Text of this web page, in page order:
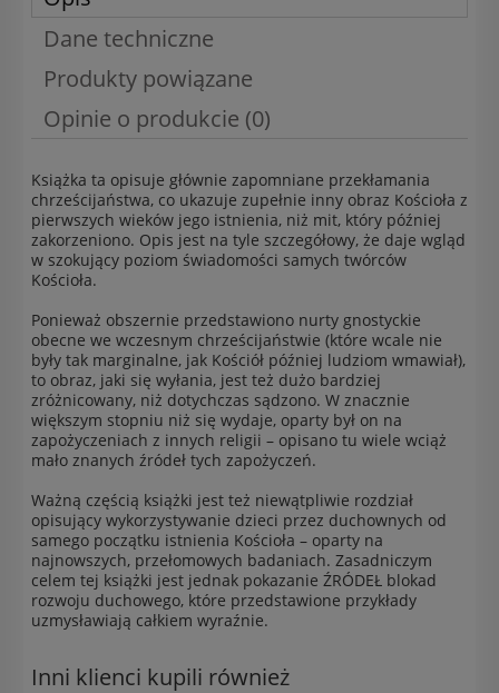
Dane techniczne
Produkty powiązane
Opinie o produkcie (0)
Książka ta opisuje głównie zapomniane przekłamania
chrześcijaństwa, co ukazuje zupełnie inny obraz Kościoła z
pierwszych wieków jego istnienia, niż mit, który później
zakorzeniono. Opis jest na tyle szczegółowy, że daje wgląd
w szokujący poziom świadomości samych twórców
Kościoła.
Ponieważ obszernie przedstawiono nurty gnostyckie
obecne we wczesnym chrześcijaństwie (które wcale nie
były tak marginalne, jak Kościół później ludziom wmawiał),
to obraz, jaki się wyłania, jest też dużo bardziej
zróżnicowany, niż dotychczas sądzono. W znacznie
większym stopniu niż się wydaje, oparty był on na
zapożyczeniach z innych religii – opisano tu wiele wciąż
mało znanych źródeł tych zapożyczeń.
Ważną częścią książki jest też niewątpliwie rozdział
opisujący wykorzystywanie dzieci przez duchownych od
samego początku istnienia Kościoła – oparty na
najnowszych, przełomowych badaniach. Zasadniczym
celem tej książki jest jednak pokazanie ŹRÓDEŁ blokad
rozwoju duchowego, które przedstawione przykłady
uzmysławiają całkiem wyraźnie.
Inni klienci kupili również